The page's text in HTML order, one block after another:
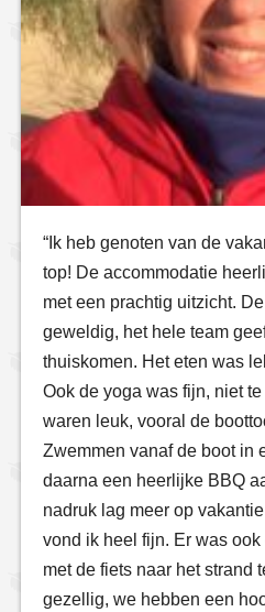
“Ik heb genoten van de
top! De accommodatie
met een prachtig uitzicht.
geweldig, het hele team
thuiskomen. Het eten was
Ook de yoga was fijn, niet
waren leuk, vooral de
Zwemmen vanaf de boot in
daarna een heerlijke BBQ
nadruk lag meer op
vond ik heel fijn. Er was
met de fiets naar het strand
gezellig, we hebben een